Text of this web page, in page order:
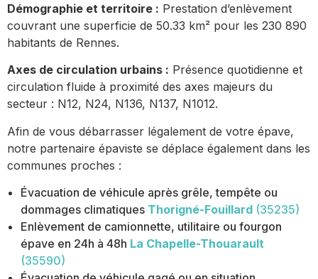
Démographie et territoire : Prestation d’enlèvement
couvrant une superficie de 50.33 km² pour les 230 890
habitants de Rennes.
Axes de circulation urbains : Présence quotidienne et
circulation fluide à proximité des axes majeurs du
secteur : N12, N24, N136, N137, N1012.
Afin de vous débarrasser légalement de votre épave,
notre partenaire épaviste se déplace également dans les
communes proches :
Évacuation de véhicule après grêle, tempête ou
dommages climatiques Thorigné-Fouillard (35235)
Enlèvement de camionnette, utilitaire ou fourgon
épave en 24h à 48h La Chapelle-Thouarault
(35590)